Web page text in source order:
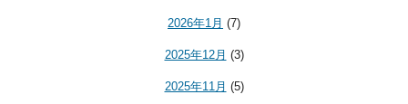
2026年1月 (7)
2025年12月 (3)
2025年11月 (5)